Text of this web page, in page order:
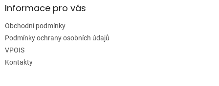
aInformace pro vás
Obchodní podmínky
Podmínky ochrany osobních údajů
VPOIS
Kontakty